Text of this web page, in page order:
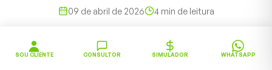
09 de abril de 2026 4min de leitura
SOU CLIENTE CONSULTOR SIMULADOR WHATSAPP